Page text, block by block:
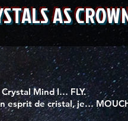
AS
Mind I… FLY.
esprit de cristal, je…